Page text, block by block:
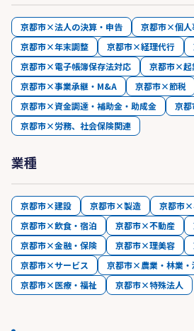
京都市×法人の決算・申告
京都市×個人
京都市×年末調整
京都市×経理代行
京都市×電子帳簿保存法対応
京都市×起
京都市×事業承継・M&A
京都市×節税
京都市×資金調達・補助金・助成金
京
京都市×労務、社会保険関連
業種
京都市×建設 京都市×製造 京都市
京都市×飲食・宿泊
京都市×不動産
京都市×金融・保険
京都市×理美容
京都市×サービス
京都市×農業・林業・
京都市×医療・福祉
京都市×特殊法人